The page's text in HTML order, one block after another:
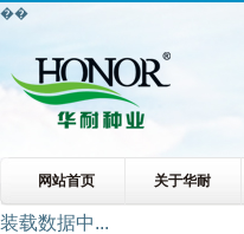
��
网站首页 关于华耐
装载数据中...